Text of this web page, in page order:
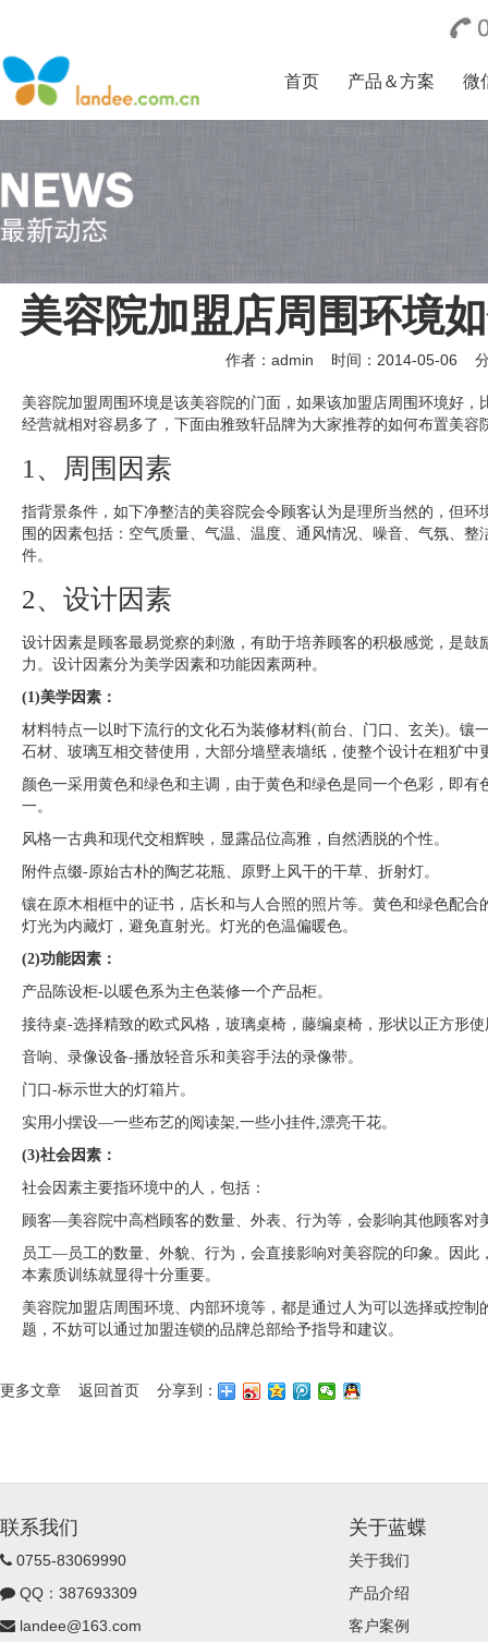
首页 产品＆方案 微
美容院加盟店周围环境
作者：admin 时间：2014-05-06
美容院加盟周围环境是该美容院的门面，如果该加盟店周围环境好
经营就相对容易多了，下面由雅致轩品牌为大家推荐的如何布置美容
1、周围因素
指背景条件，如下净整洁的美容院会令顾客认为是理所当然的，但环
围的因素包括：空气质量、气温、温度、通风情况、噪音、气氛、
件。
2、设计因素
设计因素是顾客最易觉察的刺激，有助于培养顾客的积极感觉，是鼓
力。设计因素分为美学因素和功能因素两种。
(1)美学因素：
材料特点一以时下流行的文化石为装修材料(前台、门口、玄关)。镶
石材、玻璃互相交替使用，大部分墙壁表墙纸，使整个设计在粗犷中
颜色一采用黄色和绿色和主调，由于黄色和绿色是同一个色彩，即有
一。
风格一古典和现代交相辉映，显露品位高雅，自然洒脱的个性。
附件点缀-原始古朴的陶艺花瓶、原野上风干的干草、折射灯。
镶在原木相框中的证书，店长和与人合照的照片等。黄色和绿色配合
灯光为内藏灯，避免直射光。灯光的色温偏暖色。
(2)功能因素：
产品陈设柜-以暖色系为主色装修一个产品柜。
接待桌-选择精致的欧式风格，玻璃桌椅，藤编桌椅，形状以正方形
音响、录像设备-播放轻音乐和美容手法的录像带。
门口-标示世大的灯箱片。
实用小摆设—一些布艺的阅读架,一些小挂件,漂亮干花。
(3)社会因素：
社会因素主要指环境中的人，包括：
顾客—美容院中高档顾客的数量、外表、行为等，会影响其他顾客对
员工—员工的数量、外貌、行为，会直接影响对美容院的印象。因此
本素质训练就显得十分重要。
美容院加盟店周围环境、内部环境等，都是通过人为可以选择或控制
题，不妨可以通过加盟连锁的品牌总部给予指导和建议。
更多文章 返回首页 分享到：
联系我们
0755-83069990
QQ：387693309
landee@163.com
关于蓝蝶
关于我们
产品介绍
客户案例